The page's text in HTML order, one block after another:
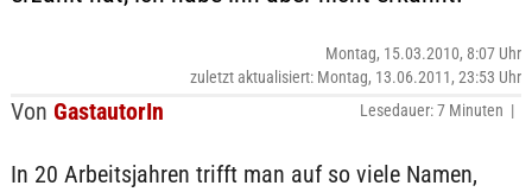
Von GastautorIn
Montag, 15.03.2010, 8:07 Uhr
zuletzt aktualisiert: Montag, 13.06.2011, 23:53 Uhr
Lesedauer: 7 Minuten |
In 20 Arbeitsjahren trifft man auf so viele Namen,